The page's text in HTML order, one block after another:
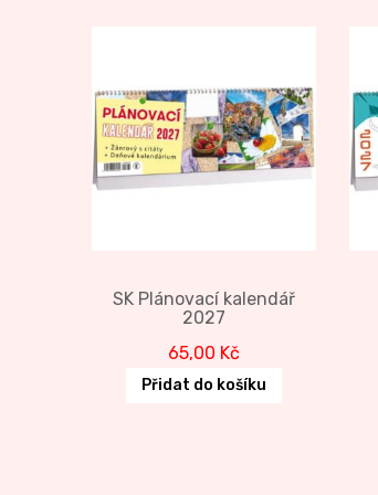
SK Plánovací kalendář
2027
65,00 Kč
Přidat do košíku